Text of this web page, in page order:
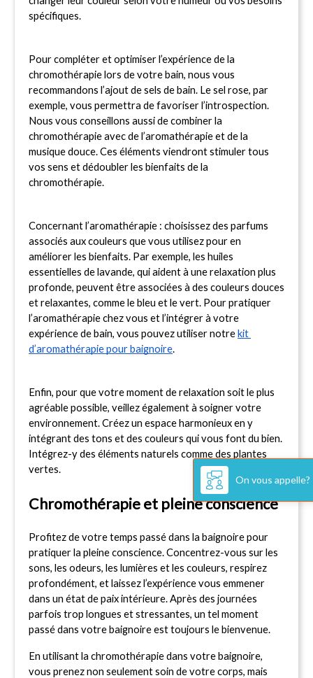
spécifiques.
Pour compléter et optimiser l’expérience de la
chromothérapie lors de votre bain, nous vous
recommandons l’ajout de sels de bain. Le sel rose, par
exemple, vous permettra de favoriser l’introspection.
Nous vous conseillons aussi de combiner la
chromothérapie avec de l’aromathérapie et de la
musique douce. Ces éléments viendront stimuler tous
vos sens et dédoubler les bienfaits de la
chromothérapie.
Concernant l’aromathérapie : choisissez des parfums
associés aux couleurs que vous utilisez pour en
améliorer les bienfaits. Par exemple, les huiles
essentielles de lavande, qui aident à une relaxation plus
profonde, peuvent être associées à des couleurs douces
et relaxantes, comme le bleu et le vert. Pour pratiquer
l’aromathérapie chez vous et l’intégrer à votre
expérience de bain, vous pouvez utiliser notre kit
d’aromathérapie pour baignoire.
Enfin, pour que votre moment de relaxation soit le plus
agréable possible, veillez également à soigner votre
environnement. Créez un espace harmonieux en y
intégrant des tons et des couleurs qui vous font du bien.
Intégrez-y des éléments naturels comme des plantes
vertes.
Chromothérapie et pleine conscience
Profitez de votre temps passé dans la baignoire pour
pratiquer la pleine conscience. Concentrez-vous sur les
sons, les odeurs, les lumières et les couleurs, respirez
profondément, et laissez l’expérience vous emmener
dans un état de paix intérieure. Après des journées
parfois trop longues et stressantes, un tel moment
passé dans votre baignoire est toujours le bienvenue.
En utilisant la chromothérapie dans votre baignoire,
vous prenez non seulement soin de votre corps, mais
On vous appelle?